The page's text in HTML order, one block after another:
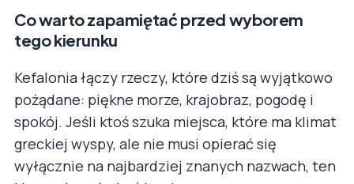
Co warto zapamiętać przed wyborem
tego kierunku
Kefalonia łączy rzeczy, które dziś są wyjątkowo
pożądane: piękne morze, krajobraz, pogodę i
spokój. Jeśli ktoś szuka miejsca, które ma klimat
greckiej wyspy, ale nie musi opierać się
wyłącznie na najbardziej znanych nazwach, ten